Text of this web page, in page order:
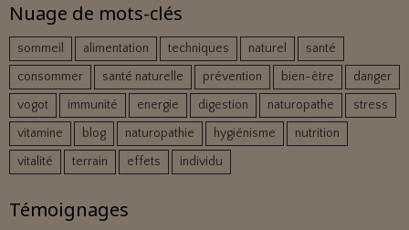
Nuage de mots-clés
sommeil alimentation techniques naturel
santé
consommer
santé naturelle prévention bien-être
danger
vogot
immunité energie digestion naturopathe
stress
vitamine
blog naturopathie hygiénisme
nutrition
vitalité
terrain effets individu
Témoignages